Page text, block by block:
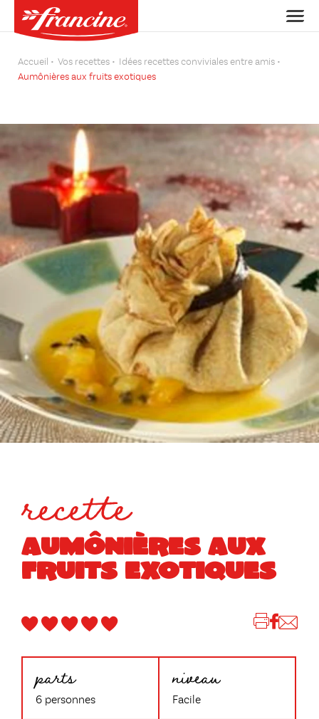
Accueil Vos recettes
Idées recettes conviviales entre amis
Aumônières aux fruits exotiques
recette
AUMÔNIÈRES AUX
FRUITS EXOTIQUES
parts
6 personnes
niveau
Facile